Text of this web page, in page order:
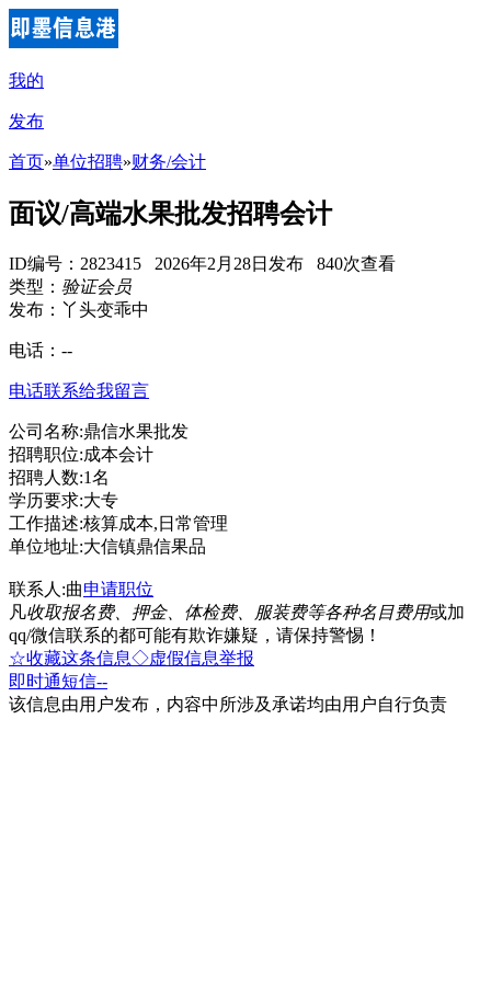
我的
发布
首页»单位招聘»财务/会计
面议/高端水果批发招聘会计
ID编号：2823415 2026年2月28日发布 840次查看
类型： 验证会员
发布：丫头变乖中
电话： --
电话联系给我留言
公司名称:鼎信水果批发
招聘职位:成本会计
招聘人数:1名
学历要求:大专
工作描述:核算成本,日常管理
单位地址:大信镇鼎信果品
联系人:曲申请职位
凡收取报名费、押金、体检费、服装费等各种名目费用或加
qq/微信联系的都可能有欺诈嫌疑，请保持警惕！
☆收藏这条信息◇虚假信息举报
即时通短信--
该信息由用户发布，内容中所涉及承诺均由用户自行负责